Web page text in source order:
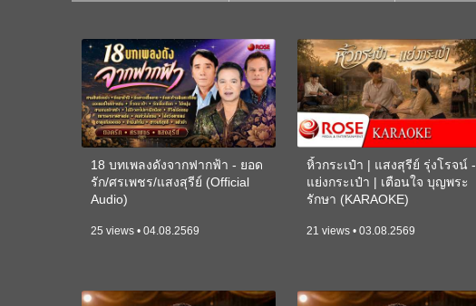
18 บทเพลงดังจากฟากฟ้า - ยอด
รัก/ศรเพชร/แสงสุรีย์ (Official
Audio)
25 views • 04.08.2569
หิ้วกระเป๋า | แสงสุรีย์ รุ่งโรจน์ -
แย่งกระเป๋า | เตือนใจ บุญพระ
รักษา (KARAOKE)
21 views • 03.08.2569